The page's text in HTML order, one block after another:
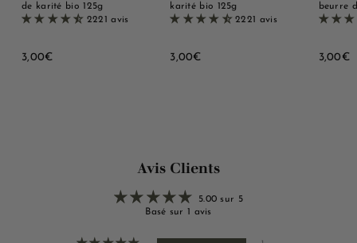
de karité bio 125g
2221 avis
3,00€3
karité bio 125g
2221 avis
3,00€3
beurre
3,00€3
Avis Clients
5.00 sur 5
Basé sur 1 avis